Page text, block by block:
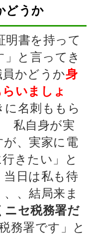
どうか
明書を持って
」と言ってき
かどうか身
いましょ
名刺ももら
私自身が実
、実家に電
きたい」と
日は私も待
、結局来ま
ニセ税務署だ
税務署です」と